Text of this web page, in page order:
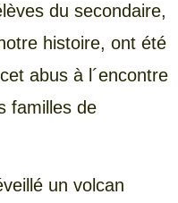
du secondaire,
histoire, ont été
abus à l´encontre
familles de
un volcan